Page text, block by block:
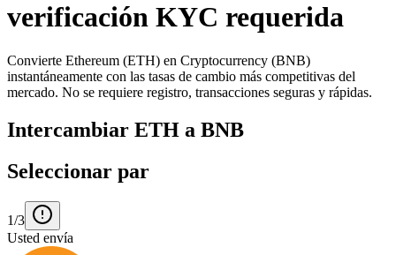
verificación KYC requerida
Convierte Ethereum (ETH) en Cryptocurrency (BNB)
instantáneamente con las tasas de cambio más competitivas del
mercado. No se requiere registro, transacciones seguras y rápidas.
Intercambiar ETH a BNB
Seleccionar par
1/3
Usted envía